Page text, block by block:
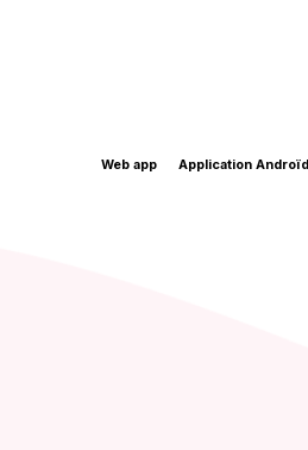
Web app Application Androïd